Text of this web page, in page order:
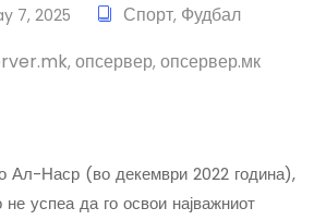
7, 2025 Спорт, Фудбал
, опсервер, опсервер.мк
Ал-Наср (во декември 2022 година),
не успеа да го освои најважниот